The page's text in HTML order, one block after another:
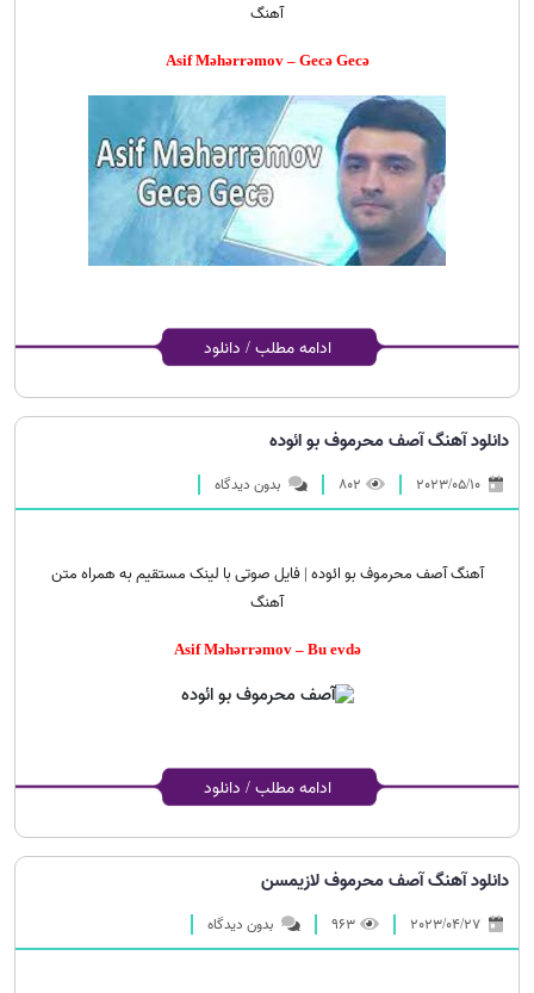
آهنگ
Asif Məhərrəmov – Gecə Gecə
ادامه مطلب / دانلود
دانلود آهنگ آصف محرموف بو ائوده
802 بدون دیدگاه
آهنگ آصف محرموف بو ائوده | فایل صوتی با لینک مستقیم به همراه متن
آهنگ
Asif Məhərrəmov – Bu evdə
ادامه مطلب / دانلود
دانلود آهنگ آصف محرموف لازیمسن
963 بدون دیدگاه